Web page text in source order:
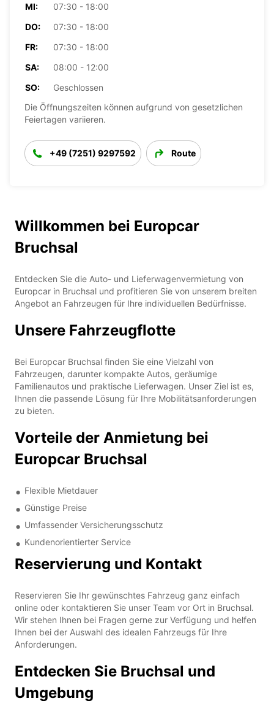
MI:
07:30 - 18:00
DO:
07:30 - 18:00
FR:
07:30 - 18:00
SA:
08:00 - 12:00
SO:
Geschlossen
Die Öffnungszeiten können aufgrund von gesetzlichen
Feiertagen variieren.
+49 (7251) 9297592 Route
Willkommen bei Europcar
Bruchsal
Entdecken Sie die Auto- und Lieferwagenvermietung von
Europcar in Bruchsal und profitieren Sie von unserem breiten
Angebot an Fahrzeugen für Ihre individuellen Bedürfnisse.
Unsere Fahrzeugflotte
Bei Europcar Bruchsal finden Sie eine Vielzahl von
Fahrzeugen, darunter kompakte Autos, geräumige
Familienautos und praktische Lieferwagen. Unser Ziel ist es,
Ihnen die passende Lösung für Ihre Mobilitätsanforderungen
zu bieten.
Vorteile der Anmietung bei
Europcar Bruchsal
Flexible Mietdauer
Günstige Preise
Umfassender Versicherungsschutz
Kundenorientierter Service
Reservierung und Kontakt
Reservieren Sie Ihr gewünschtes Fahrzeug ganz einfach
online oder kontaktieren Sie unser Team vor Ort in Bruchsal.
Wir stehen Ihnen bei Fragen gerne zur Verfügung und helfen
Ihnen bei der Auswahl des idealen Fahrzeugs für Ihre
Anforderungen.
Entdecken Sie Bruchsal und
Umgebung